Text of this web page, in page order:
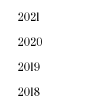
2021
2020
2019
2018